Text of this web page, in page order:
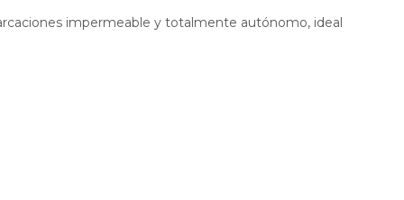
impermeable y totalmente autónomo, ideal